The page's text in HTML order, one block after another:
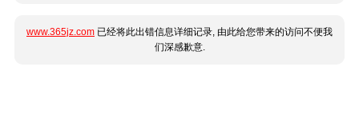
www.365jz.com 已经将此出错信息详细记录, 由此给您带来的访问不便我
们深感歉意.